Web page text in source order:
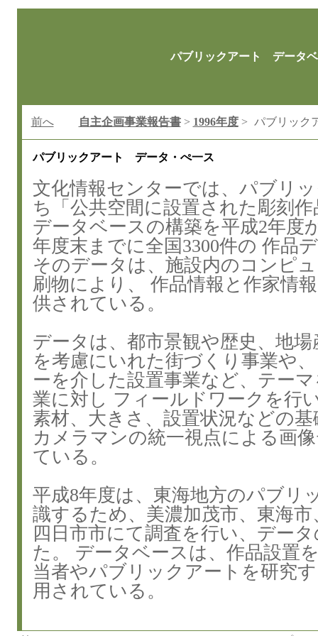
パブリックアート データ
前へ 自主企画事業報告書> 1996年度> パブリック
パブリックアート データ・ぺ一ス
文化情報センターでは、パブリ
ち「公共空間に設置された彫刻
データベースの構築を平成2年度
年度末までに全国3300件の 作品
そのデータは、施設内のコンピ
刷物により、 作品情報と作家情
供されている。
データは、都市景観や歴史、地
を考慮にいれた街づくり事業や
ーを介した設置事業など、テー
業に対し フィールドワークを行
素材、大きさ、設置状況などの
カメラマンの統一視点による画
ている。
平成8年度は、東海地方のパブリ
識するため、美濃加茂市、東海
四日市市にて調査を行い、デー
た。 データベースは、作品設置
当者やパブリックアートを研究
用されている。